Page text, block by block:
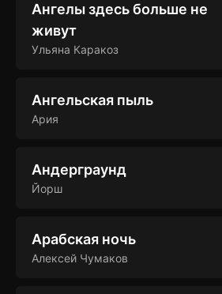
Ангелы здесь больше не
живут
Ульяна Каракоз
Ангельская пыль
Ария
Андерграунд
Йорш
Арабская ночь
Алексей Чумаков